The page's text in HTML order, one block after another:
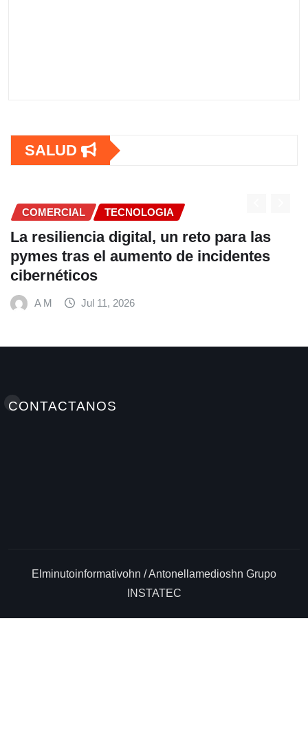
SALUD
TECNOLOGIA
digital, un reto para las
tras el aumento de incidentes
M Jul 11, 2026
CONTACTANOS
Elminutoinformativohn / Antonellamedioshn Grupo
INSTATEC